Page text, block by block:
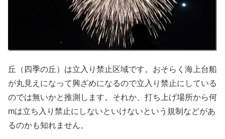
丘（四季の丘）は立入り禁止区域です。おそらく海上台船
が丸見えになって興ざめになるので立入り禁止にしている
のでは無いかと推測します。それか、打ち上げ場所から何
mは立ち入り禁止にしないといけないという規制などがあ
るのかも知れません。